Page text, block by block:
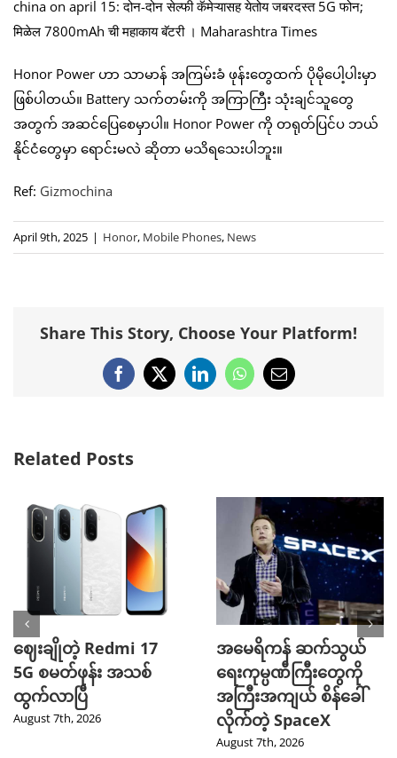
Honor Power ဟာ သာမာန် အကြမ်းခံ ဖုန်းတွေထက် ပိုမိုပေါ့ပါးမှာ
ဖြစ်ပါတယ်။ Battery သက်တမ်းကို အကြာကြီး သုံးချင်သူတွေ
အတွက် အဆင်ပြေစေမှာပါ။ Honor Power ကို တရုတ်ပြင်ပ ဘယ်
နိုင်ငံတွေမှာ ရောင်းမလဲ ဆိုတာ မသိရသေးပါဘူး။
Ref: Gizmochina
April 9th, 2025 | Honor, Mobile Phones, News
Share This Story, Choose Your Platform!
Facebook
X LinkedInWhatsApp
Email
Related Posts
ဈေးချိုတဲ့ Redmi 17
5G စမတ်ဖုန်း အသစ်
ထွက်လာပြီ
August 7th, 2026
အမေရိကန် ဆက်သွယ်
ရေးကုမ္ပဏီကြီးတွေကို
အကြီးအကျယ် စိန်ခေါ်
လိုက်တဲ့ SpaceX
August 7th, 2026